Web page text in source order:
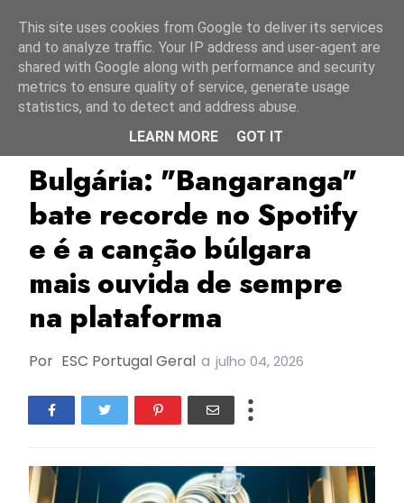
Dara Spotify
Bulgária: "Bangaranga"
bate recorde no Spotify
e é a canção búlgara
mais ouvida de sempre
na plataforma
Por ESC Portugal Geral a julho 04, 2026
This site uses cookies from Google to deliver its services
and to analyze traffic. Your IP address and user-agent are
shared with Google along with performance and security
metrics to ensure quality of service, generate usage
statistics, and to detect and address abuse.
LEARN MORE
GOT IT